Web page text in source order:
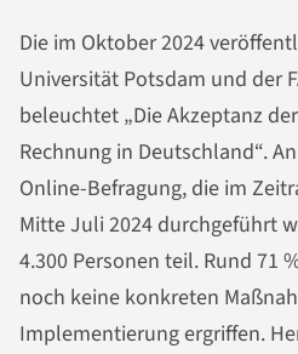
Die im Oktober 2024
Universität Potsdam und der
beleuchtet „Die Akzeptanz
Rechnung in Deutschland“.
Online-Befragung, die im
Mitte Juli 2024 durchgeführt
4.300 Personen teil. Rund 71
noch keine konkreten
Implementierung ergriffen.